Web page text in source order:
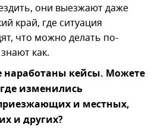
они выезжают даже
край, где ситуация
что можно делать по-
как.
наработаны кейсы. Можете
изменились
и местных,
и других?